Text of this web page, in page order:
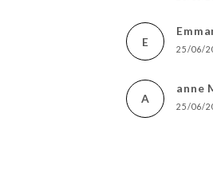
E
25/06/
A
anne
25/06/